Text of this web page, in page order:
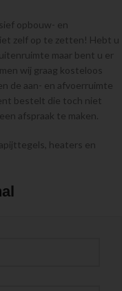
opbouw- en
zelf op te zetten! Hebt u
maar bent u er
wij graag kosteloos
de aan- en afvoerruimte
bestelt die toch niet
afspraak te maken.
heaters en